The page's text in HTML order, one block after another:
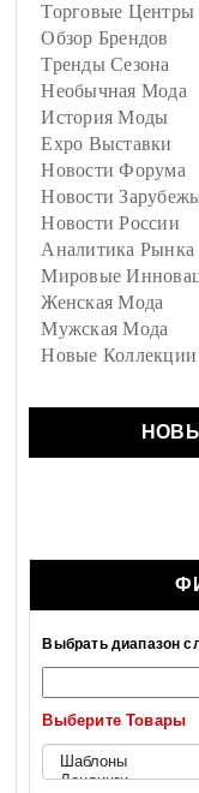
Торговые Центры
Обзор Брендов
Тренды Сезона
Необычная Мода
История Моды
Expo Выставки
Новости Форума
Новости
Новости России
Аналитика Рынка
Мировые
Женская Мода
Мужская Мода
Новые Коллекции
Выбрать диапазон
Выберите Товары